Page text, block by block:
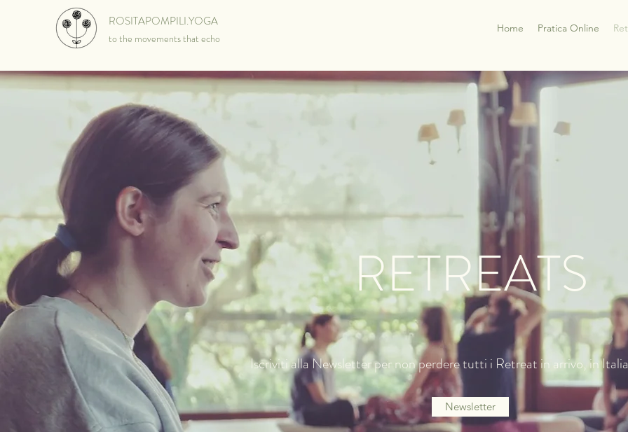
ROSITAPOMPILI.YOGA
to the movements that echo
Home Pratica Online
RETREATS
Iscriviti alla Newsletter per non perdere tutti i Retreat in arrivo, in
Newsletter